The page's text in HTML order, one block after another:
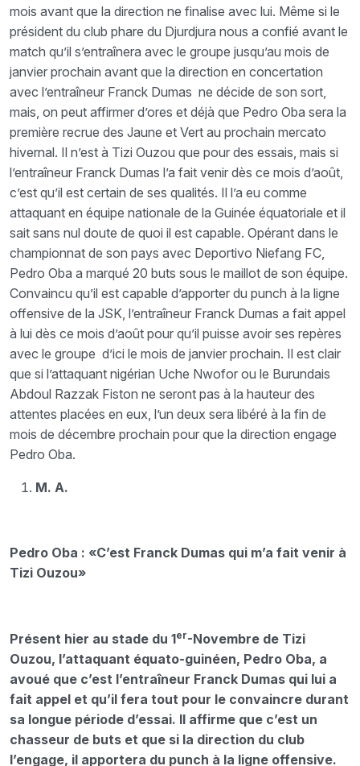
mois avant que la direction ne finalise avec lui. Même si le
président du club phare du Djurdjura nous a confié avant le
match qu’il s’entraînera avec le groupe jusqu’au mois de
janvier prochain avant que la direction en concertation
avec l’entraîneur Franck Dumas ne décide de son sort,
mais, on peut affirmer d’ores et déjà que Pedro Oba sera la
première recrue des Jaune et Vert au prochain mercato
hivernal. Il n’est à Tizi Ouzou que pour des essais, mais si
l’entraîneur Franck Dumas l’a fait venir dès ce mois d’août,
c’est qu’il est certain de ses qualités. Il l’a eu comme
attaquant en équipe nationale de la Guinée équatoriale et il
sait sans nul doute de quoi il est capable. Opérant dans le
championnat de son pays avec Deportivo Niefang FC,
Pedro Oba a marqué 20 buts sous le maillot de son équipe.
Convaincu qu’il est capable d’apporter du punch à la ligne
offensive de la JSK, l’entraîneur Franck Dumas a fait appel
à lui dès ce mois d’août pour qu’il puisse avoir ses repères
avec le groupe d’ici le mois de janvier prochain. Il est clair
que si l’attaquant nigérian Uche Nwofor ou le Burundais
Abdoul Razzak Fiston ne seront pas à la hauteur des
attentes placées en eux, l’un deux sera libéré à la fin de
mois de décembre prochain pour que la direction engage
Pedro Oba.
M. A.
Pedro Oba : «C’est Franck Dumas qui m’a fait venir à
Tizi Ouzou»
Présent hier au stade du 1er-Novembre de Tizi
Ouzou, l’attaquant équato-guinéen, Pedro Oba, a
avoué que c’est l’entraîneur Franck Dumas qui lui a
fait appel et qu’il fera tout pour le convaincre durant
sa longue période d’essai. Il affirme que c’est un
chasseur de buts et que si la direction du club
l’engage, il apportera du punch à la ligne offensive.